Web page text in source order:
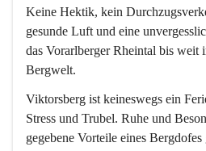
Keine Hektik, kein
gesunde Luft und eine
das Vorarlberger Rheintal bis weit
Bergwelt.
Viktorsberg ist keineswegs ein
Stress und Trubel. Ruhe und
gegebene Vorteile eines Bergdofes